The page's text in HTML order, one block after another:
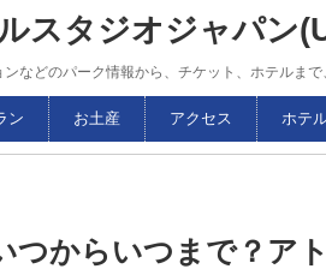
スタジオジャパン
などのパーク情報から、チケット、ホテルまで
ン お土産 アクセス ホテ
つからいつまで？アト